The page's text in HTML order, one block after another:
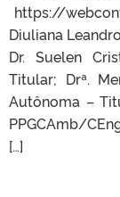
https://
Diuliana
Dr. Suelen
Titular; Drª.
Autônoma –
PPGCAmb/
[…]